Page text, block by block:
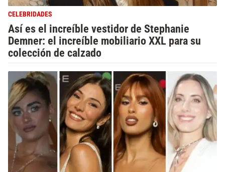
CELEBRIDADES
Así es el increíble vestidor de Stephanie
Demner: el increíble mobiliario XXL para su
colección de calzado